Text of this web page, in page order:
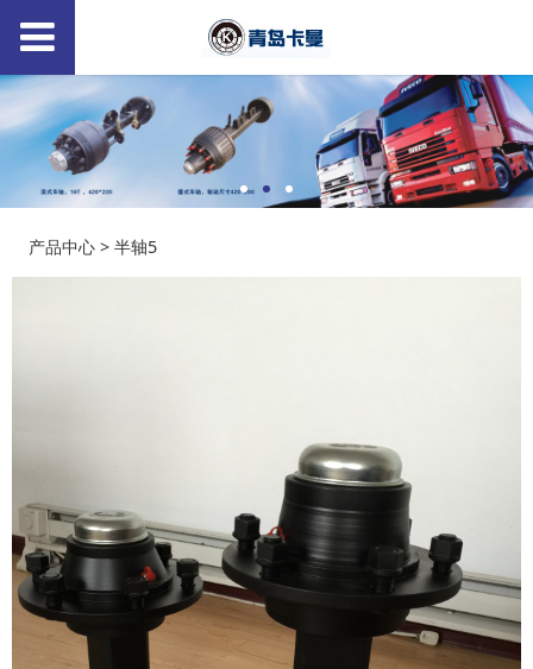
半轴5
产品中心 >半轴5